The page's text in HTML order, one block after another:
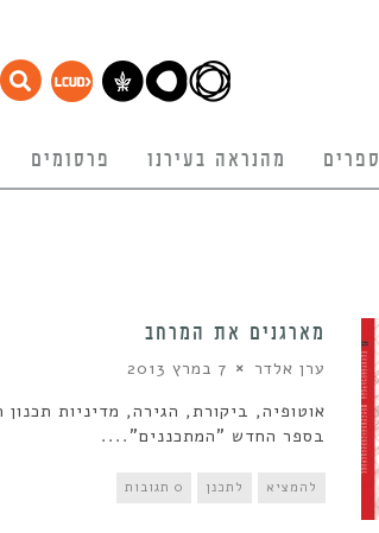
ספרים מהנראה בעירנו פרסומים
מארגנים את המרחב
ערן אלדר 7 במרץ 2013
אוטופיה, ביקורת, הגירה, מדיניות
בספר החדש "המתכננים"....
להמציא לתכנן 0 תגובות